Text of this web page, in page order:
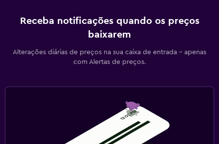
Receba notificações quando os preços
baixarem
Alterações diárias de preços na sua caixa de entrada - apenas
com Alertas de preços.